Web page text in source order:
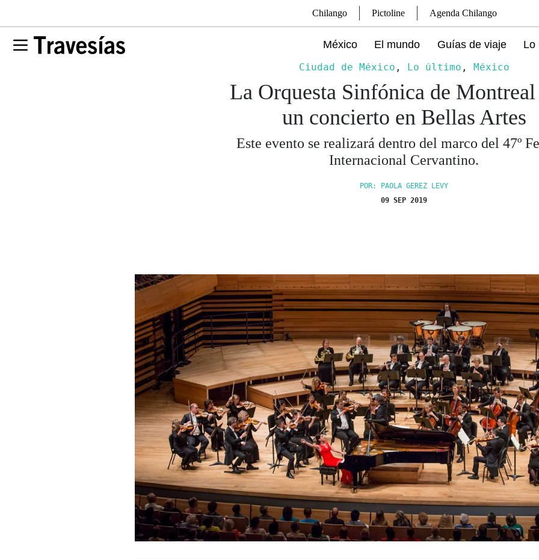
Chilango Pictoline Agenda Chilango
México El mundo Guías de viaje Lo
Ciudad de México , Lo último , México
La Orquesta Sinfónica de Montreal
un concierto en Bellas Artes
Este evento se realizará dentro del marco del 47º
Internacional Cervantino.
POR: PAOLA GEREZ LEVY
09 SEP 2019